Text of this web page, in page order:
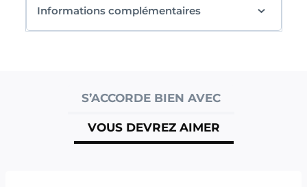
Informations complémentaires
S’ACCORDE BIEN AVEC
VOUS DEVREZ AIMER